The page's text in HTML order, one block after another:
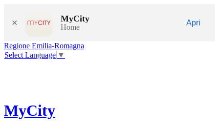
× MyCity
Home
Apri
Regione Emilia-Romagna
Select Language ▼
MyCity